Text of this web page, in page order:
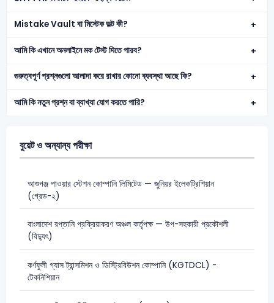
Mistake Vault বা মিস্টেক ভল্ট কী?
আমি কি এখানে অনলাইনে মক টেস্ট দিতে পারব?
গুরুত্বপূর্ণ প্রশ্নগুলো আলাদা করে রাখার কোনো ব্যবস্থা আছে কি?
আমি কি নতুন প্রশ্ন বা ব্যাখ্যা যোগ করতে পারি?
বুয়েট ও অন্যান্য পরীক্ষা
আশুগঞ্জ পাওয়ার স্টেশন কোম্পানি লিমিটেড — জুনিয়র ইলেকট্রিশিয়ান
(গ্রেড-২)
বাংলাদেশ রপ্তানি প্রক্রিয়াকরণ অঞ্চল কর্তৃপক্ষ — উপ-সহকারী প্রকৌশলী
(বিদ্যুৎ)
কর্ণফুলী গ্যাস ট্রান্সমিশন ও ডিস্ট্রিবিউশন কোম্পানি (KGTDCL) -
টেকনিশিয়ান